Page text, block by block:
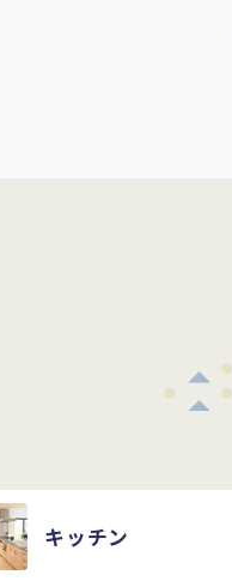
キッチン